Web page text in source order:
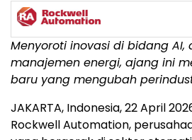
Menyoroti inovasi di bidang AI,
manajemen energi, ajang ini
baru yang mengubah
JAKARTA, Indonesia, 22 April
Rockwell Automation,